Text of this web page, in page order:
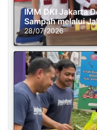
IMM DKI Jakarta
Sampah melalui
28/07/2026